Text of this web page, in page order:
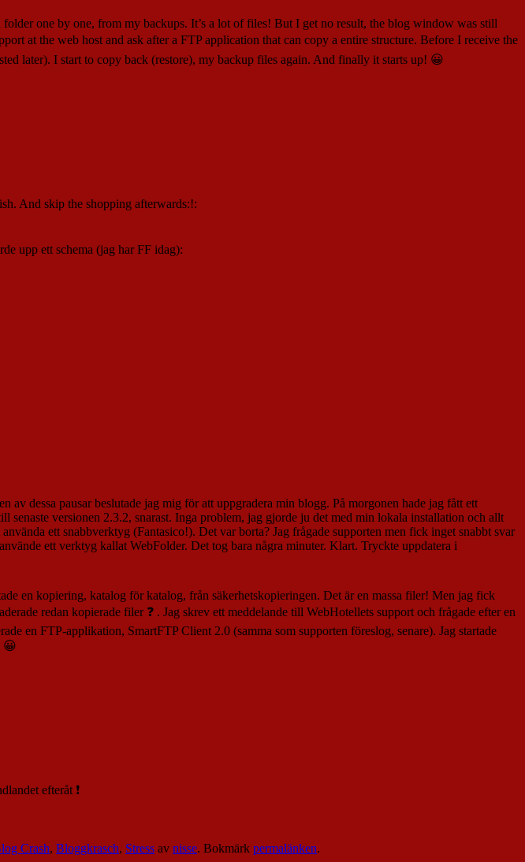
one by one, from my backups. It’s a lot of files! But I get no result, the blog window was still
at the web host and ask after a FTP application that can copy a entire structure. Before I receive the
later). I start to copy back (restore), my backup files again. And finally it starts up! 😀
And skip the shopping afterwards:!:
upp ett schema (jag har FF idag):
dessa pausar beslutade jag mig för att uppgradera min blogg. På morgonen hade jag fått ett
senaste versionen 2.3.2, snarast. Inga problem, jag gjorde ju det med min lokala installation och allt
ett snabbverktyg (Fantasico!). Det var borta? Jag frågade supporten men fick inget snabbt svar
ett verktyg kallat WebFolder. Det tog bara några minuter. Klart. Tryckte uppdatera i
en kopiering, katalog för katalog, från säkerhetskopieringen. Det är en massa filer! Men jag fick
redan kopierade filer ❓ . Jag skrev ett meddelande till WebHotellets support och frågade efter en
en FTP-applikation, SmartFTP Client 2.0 (samma som supporten föreslog, senare). Jag startade
😀
efteråt ❗
Crash, Bloggkrasch, Stress av nisse. Bokmärk permalänken.